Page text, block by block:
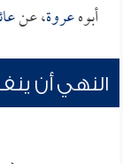
أبوهعروة، عن
النهي أن